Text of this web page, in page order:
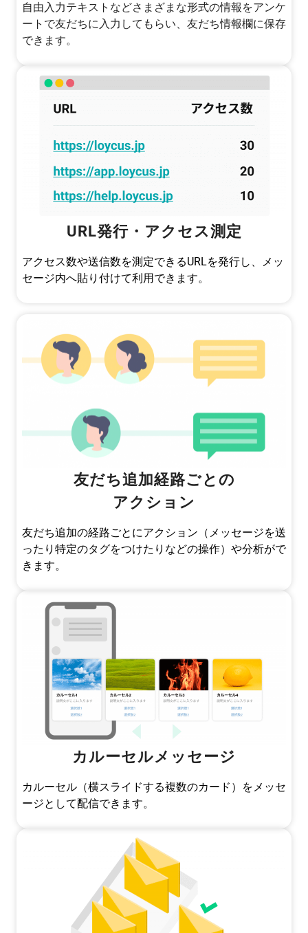
自由入力テキストなどさまざまな形式の情報をアンケ
ートで友だちに入力してもらい、友だち情報欄に保存
できます。
URL発行・アクセス測定
アクセス数や送信数を測定できるURLを発行し、メッ
セージ内へ貼り付けて利用できます。
友だち追加経路ごとの
アクション
友だち追加の経路ごとにアクション（メッセージを送
ったり特定のタグをつけたりなどの操作）や分析がで
きます。
カルーセルメッセージ
カルーセル（横スライドする複数のカード）をメッセ
ージとして配信できます。